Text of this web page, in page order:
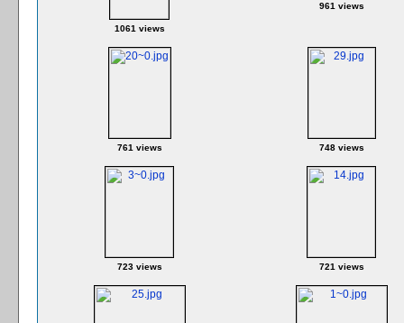
1061 views
961 views
761 views 748 views
723 views 721 views